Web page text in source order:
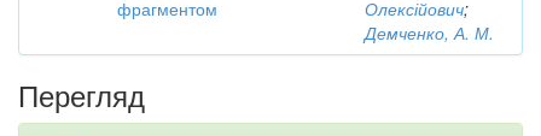
фрагментом
Олексійович;
Демченко, А. М.
Перегляд